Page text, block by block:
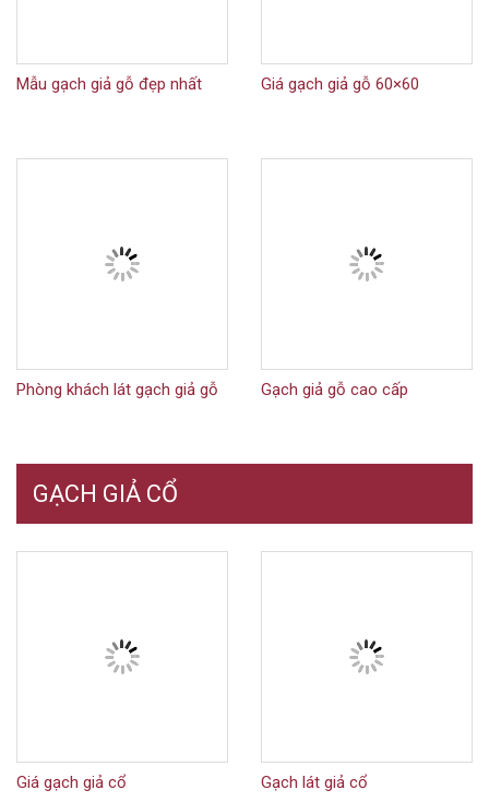
Mẫu gạch giả gỗ đẹp nhất Giá gạch giả gỗ 60×60
Phòng khách lát gạch giả gỗ Gạch giả gỗ cao cấp
GẠCH GIẢ CỔ
Giá gạch giả cổ Gạch lát giả cổ